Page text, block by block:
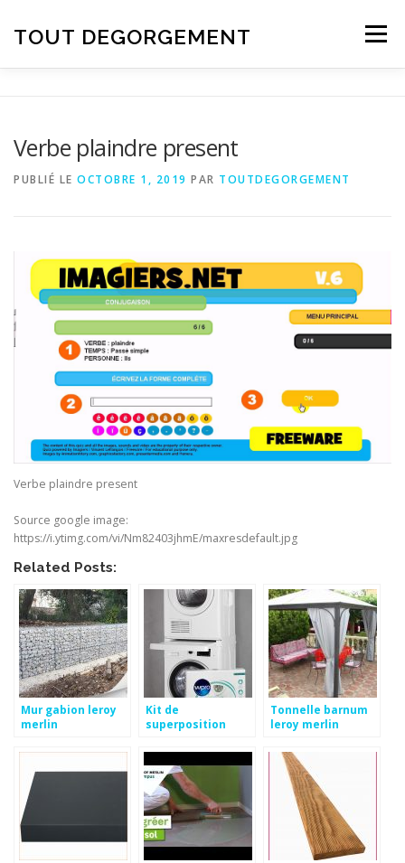
TOUT DEGORGEMENT Menu
Verbe plaindre present
PUBLIÉ LE OCTOBRE 1, 2019 PAR TOUTDEGORGEMENT
Verbe plaindre present
Source google image:
https://i.ytimg.com/vi/Nm82403jhmE/maxresdefault.jpg
Related Posts:
Mur gabion leroy
merlin
Kit de
superposition
carrefour
Tonnelle barnum
leroy merlin